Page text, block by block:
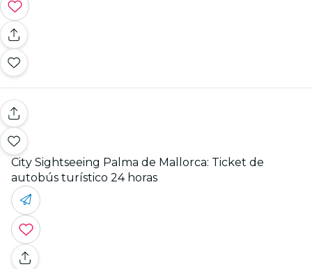
City Sightseeing Palma de Mallorca: Ticket de
autobús turístico 24 horas